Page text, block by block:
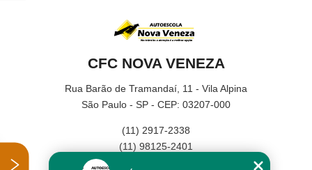
CFC NOVA VENEZA
Rua Barão de Tramandaí, 11 - Vila Alpina
São Paulo - SP - CEP: 03207-000
(11) 2917-2338
(11) 98125-2401